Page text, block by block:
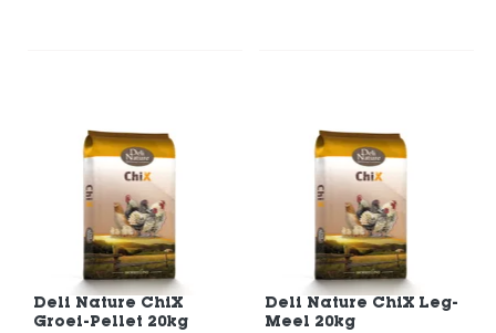
Deli Nature ChiX
Groei-Pellet 20kg
Deli Nature ChiX Leg-
Meel 20kg